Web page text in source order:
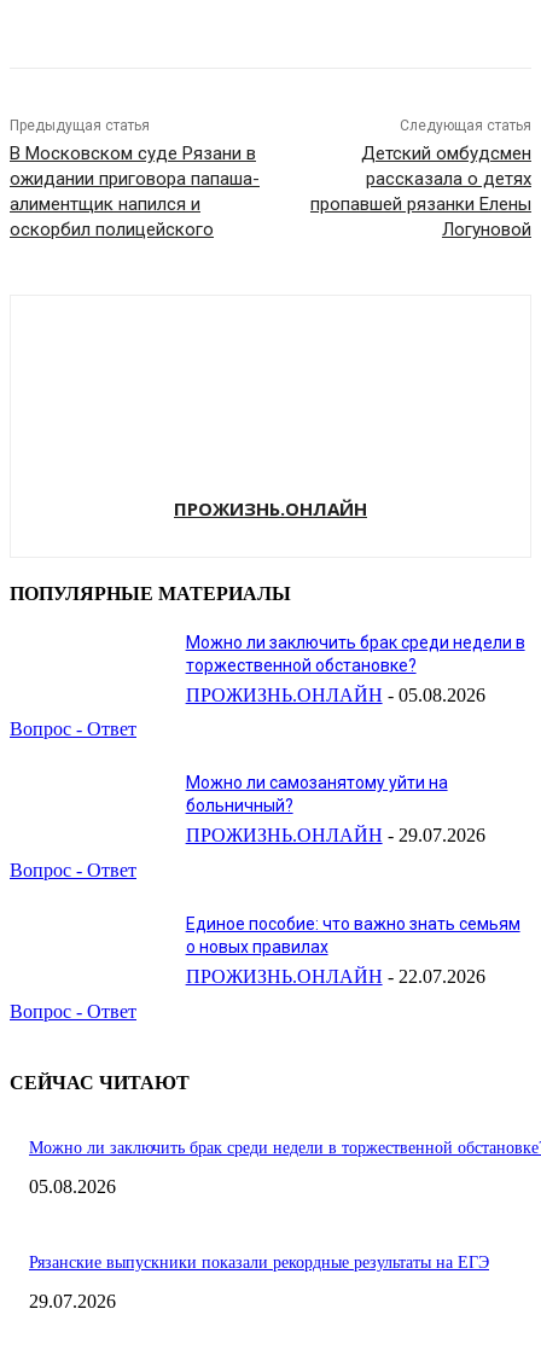
Предыдущая статья
В Московском суде Рязани в
ожидании приговора папаша-
алиментщик напился и
оскорбил полицейского
Следующая статья
Детский омбудсмен
рассказала о детях
пропавшей рязанки Елены
Логуновой
ПРОЖИЗНЬ.ОНЛАЙН
ПОПУЛЯРНЫЕ МАТЕРИАЛЫ
Вопрос - Ответ
Можно ли заключить брак среди недели в
торжественной обстановке?
ПРОЖИЗНЬ.ОНЛАЙН - 05.08.2026
Вопрос - Ответ
Можно ли самозанятому уйти на
больничный?
ПРОЖИЗНЬ.ОНЛАЙН - 29.07.2026
Вопрос - Ответ
Единое пособие: что важно знать семьям
о новых правилах
ПРОЖИЗНЬ.ОНЛАЙН - 22.07.2026
СЕЙЧАС ЧИТАЮТ
Можно ли заключить брак среди недели в торжественной
05.08.2026
Рязанские выпускники показали рекордные результаты на ЕГЭ
29.07.2026